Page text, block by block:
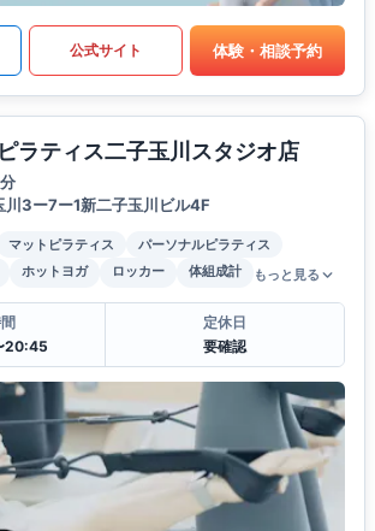
公式サイト 体験・相談予約
ラティス二子玉川スタジオ店
川3ー7ー1新二子玉川ビル4F
マットピラティス
パーソナルピラティス
ホットヨガ ロッカー 体組成計 もっと見る
20:45
定休日
要確認